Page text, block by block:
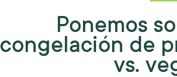
Ponemos
congelación de
vs.